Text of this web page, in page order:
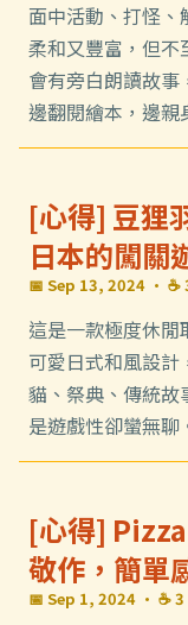
面中活動、打怪
柔和又豐富，但不
會有旁白朗讀故
邊翻閱繪本，邊親
[心得] 豆狸
日本的闖關
📅 Sep 13, 2024 ·
這是一款極度休閒
可愛日式和風設
貓、祭典、傳統故
是遊戲性卻蠻無聊
[心得]
敬作，簡單
📅 Sep 1, 2024 · ☕